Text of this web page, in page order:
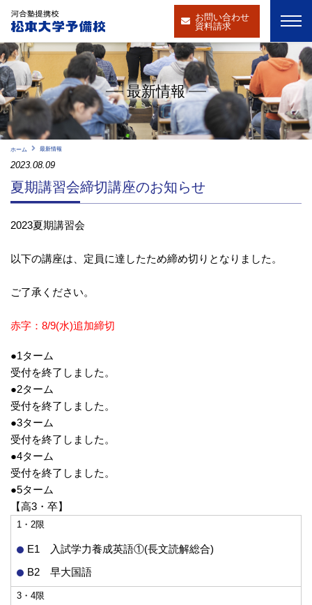
お問い合わせ
資料請求
最新情報
ホーム 最新情報
2023.08.09
夏期講習会締切講座のお知らせ
2023夏期講習会
以下の講座は、定員に達したため締め切りとなりました。
ご了承ください。
赤字：8/9(水)追加締切
●1ターム
受付を終了しました。
●2ターム
受付を終了しました。
●3ターム
受付を終了しました。
●4ターム
受付を終了しました。
●5ターム
【高3・卒】
1・2限
E1 入試学力養成英語①(長文読解総合)
B2 早大国語
3・4限